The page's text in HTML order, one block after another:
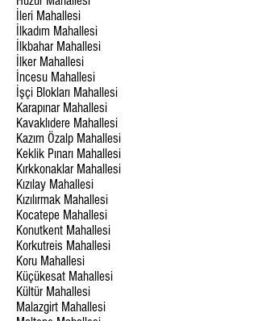
İleri Mahallesi
İlkadım Mahallesi
İlkbahar Mahallesi
İlker Mahallesi
İncesu Mahallesi
İşçi Blokları Mahallesi
Karapınar Mahallesi
Kavaklıdere Mahallesi
Kazım Özalp Mahallesi
Keklik Pınarı Mahallesi
Kırkkonaklar Mahallesi
Kızılay Mahallesi
Kızılırmak Mahallesi
Kocatepe Mahallesi
Konutkent Mahallesi
Korkutreis Mahallesi
Koru Mahallesi
Küçükesat Mahallesi
Kültür Mahallesi
Malazgirt Mahallesi